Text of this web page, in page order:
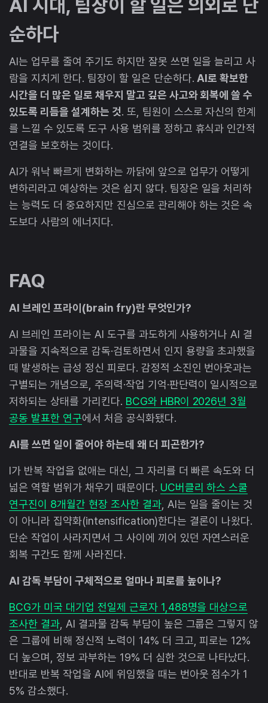
AI 시대, 팀장이 할 일은 의외로 단
순하다
AI는 업무를 줄여 주기도 하지만 잘못 쓰면 일을 늘리고 사
람을 지치게 한다. 팀장이 할 일은 단순하다.AI로 확보한
시간을 더 많은 일로 채우지 말고 깊은 사고와 회복에 쓸 수
있도록 리듬을 설계하는 것. 또, 팀원이 스스로 자신의 한계
를 느낄 수 있도록 도구 사용 범위를 정하고 휴식과 인간적
연결을 보호하는 것이다.
AI가 워낙 빠르게 변화하는 까닭에 앞으로 업무가 어떻게
변하리라고 예상하는 것은 쉽지 않다. 팀장은 일을 처리하
는 능력도 더 중요하지만 진심으로 관리해야 하는 것은 속
도보다 사람의 에너지다.
FAQ
AI 브레인 프라이(brain fry)란 무엇인가?
AI 브레인 프라이는 AI 도구를 과도하게 사용하거나 AI 결
과물을 지속적으로 감독·검토하면서 인지 용량을 초과했을
때 발생하는 급성 정신 피로다. 감정적 소진인 번아웃과는
구별되는 개념으로, 주의력·작업 기억·판단력이 일시적으로
저하되는 상태를 가리킨다. BCG와 HBR이 2026년 3월
공동 발표한 연구에서 처음 공식화됐다.
AI를 쓰면 일이 줄어야 하는데 왜 더 피곤한가?
I가 반복 작업을 없애는 대신, 그 자리를 더 빠른 속도와 더
넓은 역할 범위가 채우기 때문이다. UC버클리 하스 스쿨
연구진이 8개월간 현장 조사한 결과, AI는 일을 줄이는 것
이 아니라 집약화(intensification)한다는 결론이 나왔다.
단순 작업이 사라지면서 그 사이에 끼어 있던 자연스러운
회복 구간도 함께 사라진다.
AI 감독 부담이 구체적으로 얼마나 피로를 높이나?
BCG가 미국 대기업 전일제 근로자 1,488명을 대상으로
조사한 결과, AI 결과물 감독 부담이 높은 그룹은 그렇지 않
은 그룹에 비해 정신적 노력이 14% 더 크고, 피로는 12%
더 높으며, 정보 과부하는 19% 더 심한 것으로 나타났다.
반대로 반복 작업을 AI에 위임했을 때는 번아웃 점수가 1
5% 감소했다.